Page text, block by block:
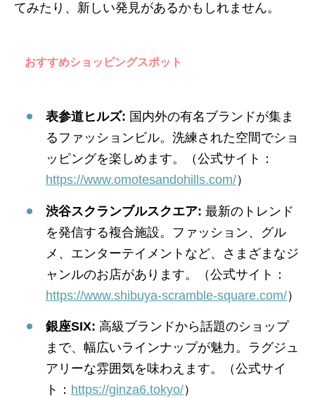
てみたり、新しい発見があるかもしれません。
おすすめショッピングスポット
表参道ヒルズ: 国内外の有名ブランドが集ま
るファッションビル。洗練された空間でショ
ッピングを楽しめます。（公式サイト：
https://www.omotesandohills.com/）
渋谷スクランブルスクエア: 最新のトレンド
を発信する複合施設。ファッション、グル
メ、エンターテイメントなど、さまざまなジ
ャンルのお店があります。（公式サイト：
https://www.shibuya-scramble-square.com/）
銀座SIX: 高級ブランドから話題のショップ
まで、幅広いラインナップが魅力。ラグジュ
アリーな雰囲気を味わえます。（公式サイ
ト： https://ginza6.tokyo/）